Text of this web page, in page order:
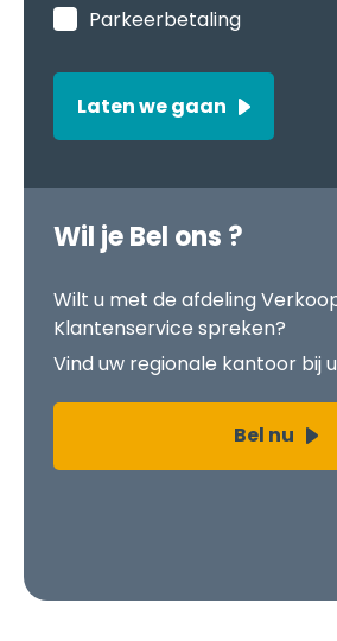
Laten we gaan
Klantenservice spreken?
Vind uw regionale kantoor bij u
Bel nu